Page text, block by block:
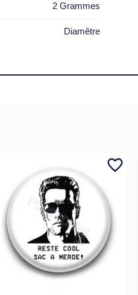
2 Grammes
Diamêtre
favorite_border